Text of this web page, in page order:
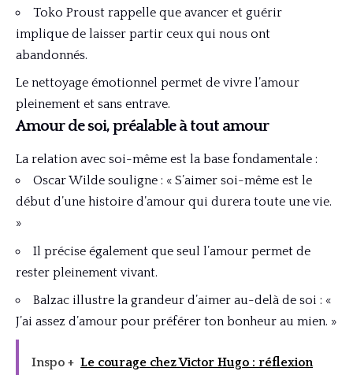
Toko Proust rappelle que avancer et guérir
implique de laisser partir ceux qui nous ont
abandonnés.
Le nettoyage émotionnel permet de vivre l’amour
pleinement et sans entrave.
Amour de soi, préalable à tout amour
La relation avec soi-même est la base fondamentale :
Oscar Wilde souligne : « S’aimer soi-même est le
début d’une histoire d’amour qui durera toute une vie.
»
Il précise également que seul l’amour permet de
rester pleinement vivant.
Balzac illustre la grandeur d’aimer au-delà de soi : «
J’ai assez d’amour pour préférer ton bonheur au mien. »
Inspo + Le courage chez Victor Hugo : réflexion